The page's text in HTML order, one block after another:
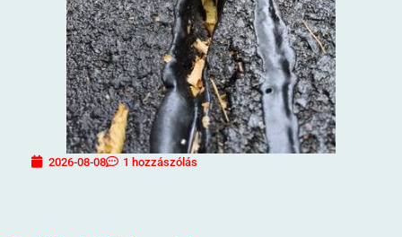
2026-08-08 1 hozzászólás